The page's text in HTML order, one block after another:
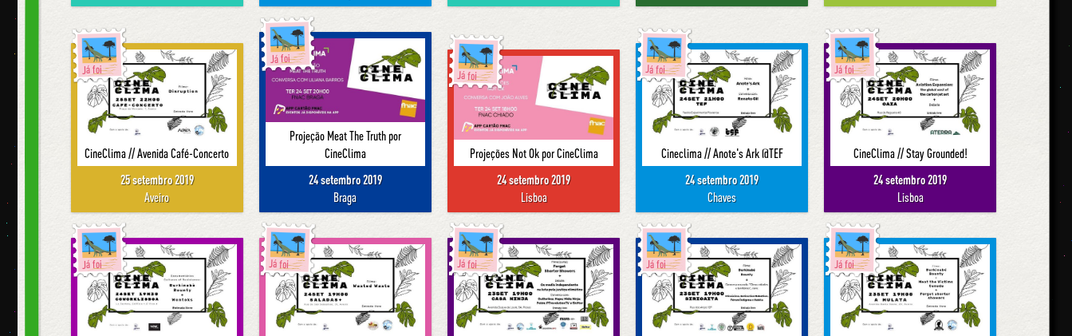
Já foi
CineClima // Avenida Café-Concerto
25 setembro 2019
Aveiro
Já foi
Projeção Meat The Truth por
CineClima
24 setembro 2019
Braga
Já foi
Projeções Not Ok por CineClima
24 setembro 2019
Lisboa
Já foi
Cineclima // Anote's Ark @TEF
24 setembro 2019
Chaves
Já foi
CineClima // Stay Grounded!
24 setembro 2019
Lisboa
Já foi Já foi Já foi Já foi Já foi